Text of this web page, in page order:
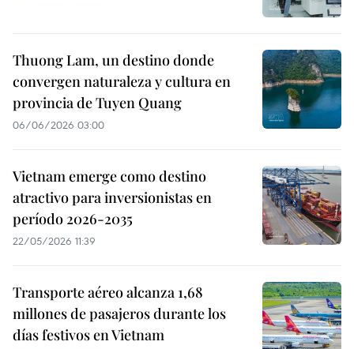
Thuong Lam, un destino donde
convergen naturaleza y cultura en
provincia de Tuyen Quang
06/06/2026 03:00
Vietnam emerge como destino
atractivo para inversionistas en
período 2026-2035
22/05/2026 11:39
Transporte aéreo alcanza 1,68
millones de pasajeros durante los
días festivos en Vietnam